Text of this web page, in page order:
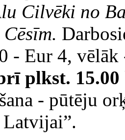
Cilvēki no
- Eur 4, vēlāk
plkst. 15.00
- pūtēju